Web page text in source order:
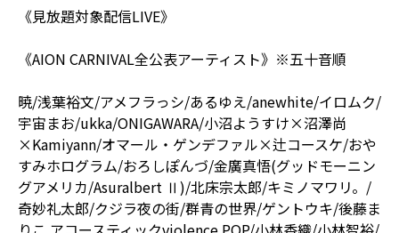
《見放題対象配信LIVE》
《AION CARNIVAL全公表アーティスト》※五十音順
暁/浅葉裕文/アメフラっシ/あるゆえ/anewhite/イロムク/
宇宙まお/ukka/ONIGAWARA/小沼ようすけ×沼澤尚
×Kamiyann/オマール・ゲンデファル×辻コースケ/おや
すみホログラム/おろしぽんづ/金廣真悟(グッドモーニン
グアメリカ/Asuralbert Ⅱ)/北床宗太郎/キミノマワリ。/
奇妙礼太郎/クジラ夜の街/群青の世界/ゲントウキ/後藤ま